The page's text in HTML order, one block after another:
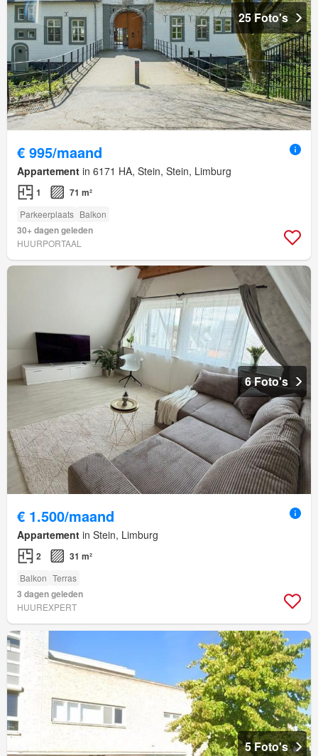
25 Foto's
€ 995/maand
Appartement in 6171 HA, Stein, Stein, Limburg
1 71 m²
Parkeerplaats Balkon
30+ dagen geleden
HUURPORTAAL
6 Foto's
€ 1.500/maand
Appartement in Stein, Limburg
2 31 m²
Balkon Terras
3 dagen geleden
HUUREXPERT
5 Foto's